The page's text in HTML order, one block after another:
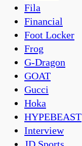
Fila
Financial
Foot Locker
Frog
G-Dragon
GOAT
Gucci
Hoka
HYPEBEAST
Interview